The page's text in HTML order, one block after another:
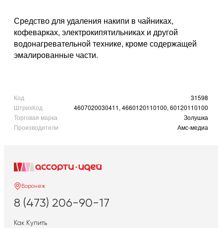
Средство для удаления накипи в чайниках,
кофеварках, электрокипятильниках и другой
водонагревательной технике, кроме содержащей
эмалированные части.
Код
31598
ШтрихКод
4607020030411, 4660120110100, 60120110100
Торговая марка
Золушка
Производители
Амс-медиа
Воронеж
8 (473) 206-90-17
Как Купить